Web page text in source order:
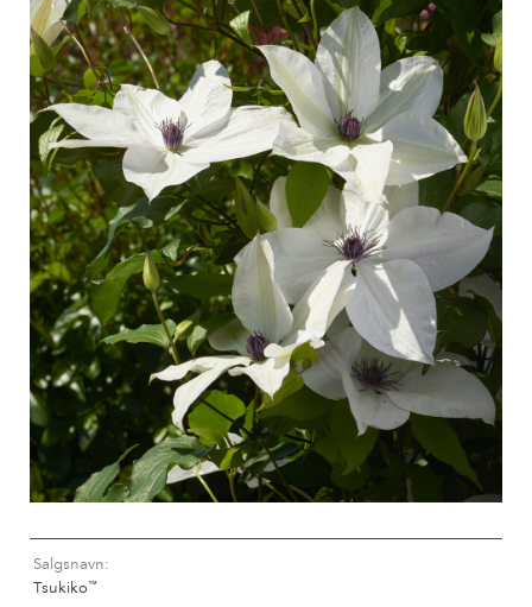
Sortimentsnyheder
Hvor købes planten?
PASNING
Pasning af udendørs roser
Pasning af indendørs roser
Pasning af udendørs clematis
Pasning af indendørs clematis
Pasning "Towne & Country"
FIND PLANTEN
HISTORIE
Pasning af indendørs roser
Pasning af udendørs clematis
Pasning af indendørs clematis
Pasning "Towne & Country"
FIND PLANTEN
HISTORIE
Historien om Poulsen Roser A/S
Salgsnavn
Tsukiko™